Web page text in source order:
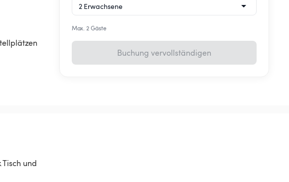
Max. 2 Gäste
Buchung vervollständigen
und